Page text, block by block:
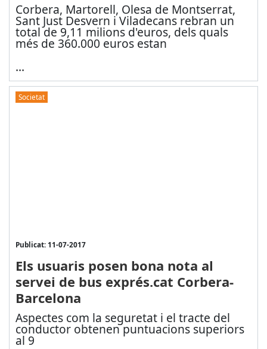
Corbera, Martorell, Olesa de Montserrat,
Sant Just Desvern i Viladecans rebran un
total de 9,11 milions d'euros, dels quals
més de 360.000 euros estan
...
Societat
Publicat: 11-07-2017
Els usuaris posen bona nota al
servei de bus exprés.cat Corbera-
Barcelona
Aspectes com la seguretat i el tracte del
conductor obtenen puntuacions superiors
al 9